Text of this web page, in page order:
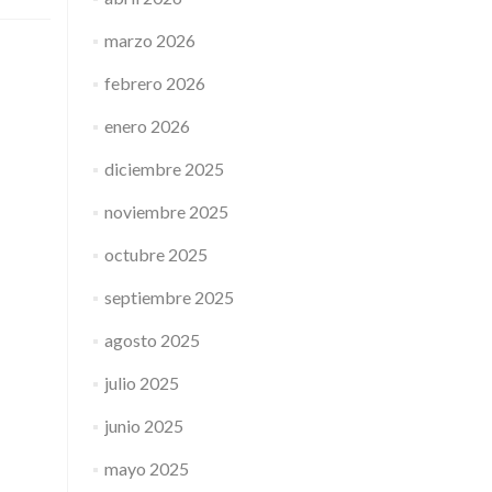
marzo 2026
febrero 2026
enero 2026
diciembre 2025
noviembre 2025
octubre 2025
septiembre 2025
agosto 2025
julio 2025
junio 2025
mayo 2025